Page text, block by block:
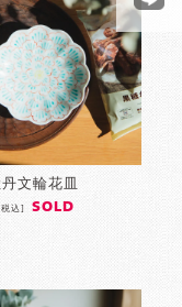
文輪花皿
込] SOLD